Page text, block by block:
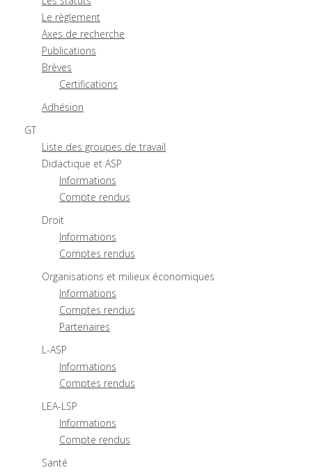
Le règlement
Axes de recherche
Publications
Brèves
Certifications
Adhésion
GT
Liste des groupes de travail
Didactique et ASP
Informations
Compte rendus
Droit
Informations
Comptes rendus
Organisations et milieux économiques
Informations
Comptes rendus
Partenaires
L-ASP
Informations
Comptes rendus
LEA-LSP
Informations
Compte rendus
Santé